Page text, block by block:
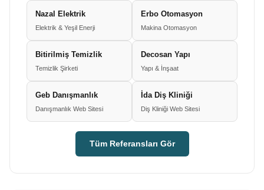
Nazal Elektrik
Elektrik & Yeşil Enerji
Erbo Otomasyon
Makina Otomasyon
Bitirilmiş Temizlik
Temizlik Şirketi
Decosan Yapı
Yapı & İnşaat
Geb Danışmanlık
Danışmanlık Web Sitesi
İda Diş Kliniği
Diş Kliniği Web Sitesi
Tüm Referansları Gör